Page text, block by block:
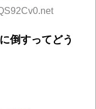
倒すってどう